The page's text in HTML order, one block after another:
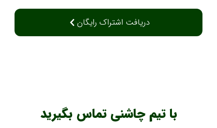
دریافت اشتراک رایگان
با تیم چاشنی تماس بگیرید